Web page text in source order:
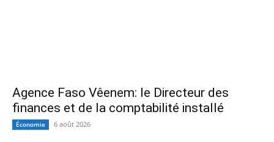
Agence Faso Vêenem: le Directeur des
finances et de la comptabilité installé
Économie 6 août 2026